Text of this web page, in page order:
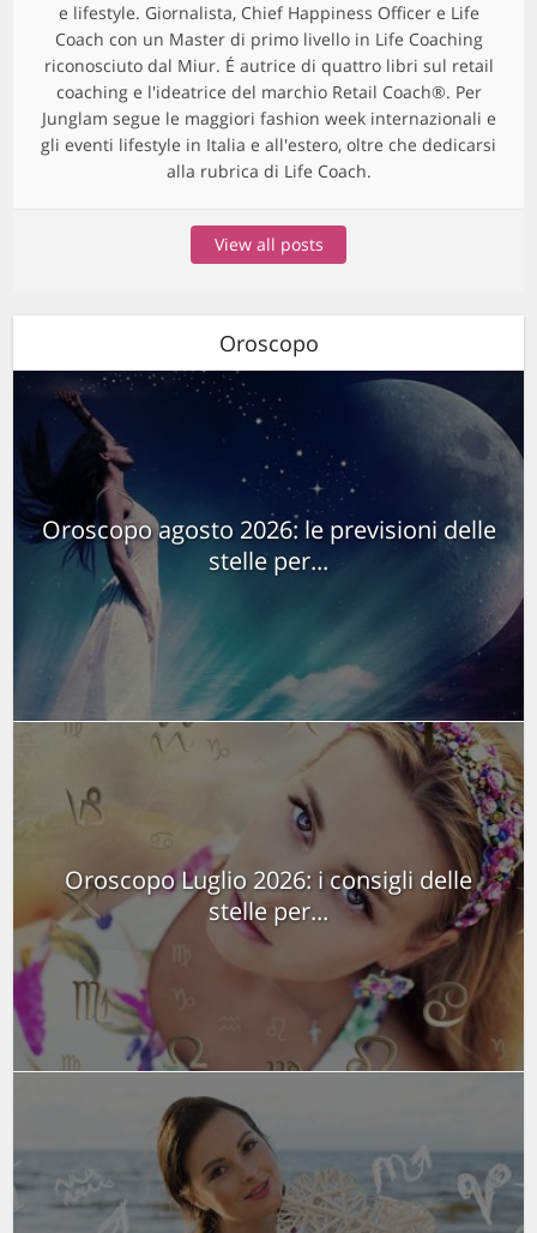
e lifestyle. Giornalista, Chief Happiness Officer e Life
Coach con un Master di primo livello in Life Coaching
riconosciuto dal Miur. É autrice di quattro libri sul retail
coaching e l'ideatrice del marchio Retail Coach®. Per
Junglam segue le maggiori fashion week internazionali e
gli eventi lifestyle in Italia e all'estero, oltre che dedicarsi
alla rubrica di Life Coach.
View all posts
Oroscopo
Oroscopo agosto 2026: le previsioni delle
stelle per...
Oroscopo Luglio 2026: i consigli delle
stelle per...